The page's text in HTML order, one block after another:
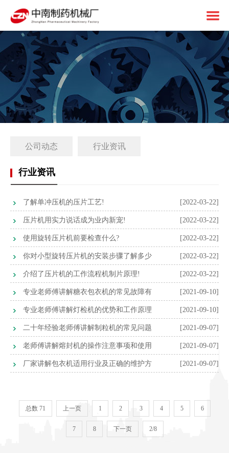
首页
关于中南
中南简介
资质荣誉
免责申明
制药设备
固体制剂设备
液体制剂设备
后段包装设备
前处理设备
其他设备
仿真软件
1+X建设
工厂简介
1+X证书
1+X设备方案
1+X专题网站
解决方案
客户案例
新闻中心
行业资讯
公司动态 行业资讯
行业资讯
了解单冲压机的压片工艺! [2022-03-22]
压片机用实力说话成为业内新宠! [2022-03-22]
使用旋转压片机前要检查什么? [2022-03-22]
你对小型旋转压片机的安装步骤了解多少
吗?
[2022-03-22]
介绍了压片机的工作流程机制片原理! [2022-03-22]
专业老师傅讲解糖衣包衣机的常见故障有
哪几点？
[2021-09-10]
专业老师傅讲解灯检机的优势和工作原理 [2021-09-10]
二十年经验老师傅讲解制粒机的常见问题
及解决方式
[2021-09-07]
老师傅讲解熔封机的操作注意事项和使用
方式
[2021-09-07]
厂家讲解包衣机适用行业及正确的维护方 [2021-09-07]
总数 71 上一页 1 2 3 4 5 6
7 8 下一页 2/8